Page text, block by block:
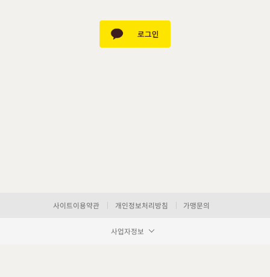
사이트이용약관 개인정보처리방침 가맹문의
사업자정보